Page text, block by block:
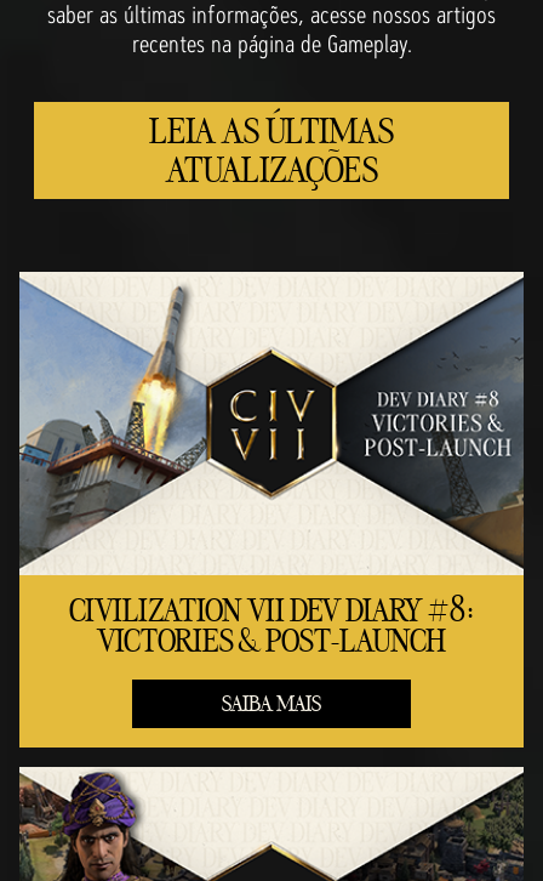
saber as últimas informações, acesse nossos artigos
recentes na página de Gameplay.
LEIA AS ÚLTIMAS
ATUALIZAÇÕES
CIVILIZATION VII DEV DIARY #8:
VICTORIES & POST-LAUNCH
SAIBA MAIS